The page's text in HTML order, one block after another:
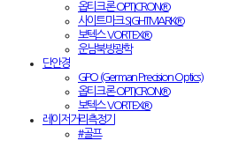
옵티크론 OPTICRON®
사이트마크 SIGHTMARK®
보텍스 VORTEX®
운남북방광학
단안경
GPO (German Precision Optics)
옵티크론 OPTICRON®
보텍스 VORTEX®
레이저거리측정기
#골프